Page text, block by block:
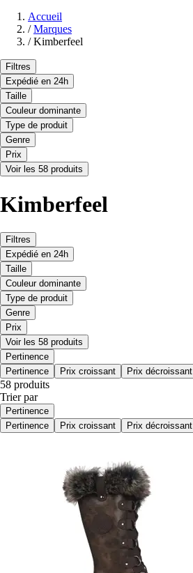
Accueil
/ Marques
/ Kimberfeel
Filtres
Expédié en 24h
Taille
Couleur dominante
Type de produit
Genre
Prix
Voir les 58 produits
Kimberfeel
Filtres
Expédié en 24h
Taille
Couleur dominante
Type de produit
Genre
Prix
Voir les 58 produits
Pertinence
Pertinence
Prix croissant Prix décroissant
58 produits
Trier par
Pertinence
Pertinence
Prix croissant Prix décroissant